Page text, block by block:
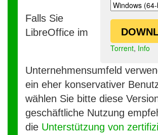
Torrent, Info
Falls Sie
LibreOffice im
Unternehmensumfeld
ein eher konservativer
wählen Sie bitte diese
geschäftliche Nutzung
die Unterstützung von